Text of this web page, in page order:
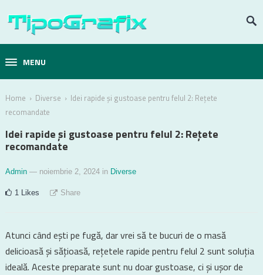
MENU
Home › Diverse › Idei rapide și gustoase pentru felul 2: Rețete
recomandate
Idei rapide și gustoase pentru felul 2: Rețete
recomandate
Admin — noiembrie 2, 2024 in Diverse
1 Likes Share
Atunci când ești pe fugă, dar vrei să te bucuri de o masă
delicioasă și sățioasă, rețetele rapide pentru felul 2 sunt soluția
ideală. Aceste preparate sunt nu doar gustoase, ci și ușor de